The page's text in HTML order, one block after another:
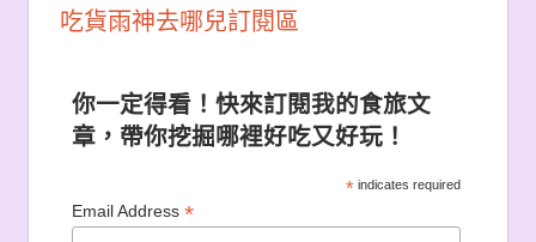
吃貨雨神去哪兒訂閱區
你一定得看！快來訂閱我的食旅文
章，帶你挖掘哪裡好吃又好玩！
*indicates required
Email Address *